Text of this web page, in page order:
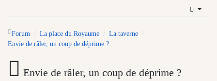
Forum La place du Royaume
La taverne
Envie de râler, un coup de déprime ?
Envie de râler, un coup de déprime ?